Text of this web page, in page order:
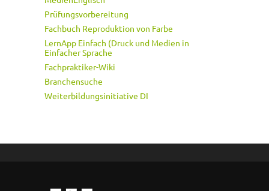
Prüfungsvorbereitung
Fachbuch Reproduktion von Farbe
LernApp Einfach (Druck und Medien in
Einfacher Sprache
Fachpraktiker-Wiki
Branchensuche
Weiterbildungsinitiative DI